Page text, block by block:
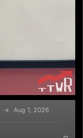
→ Aug 1, 2026